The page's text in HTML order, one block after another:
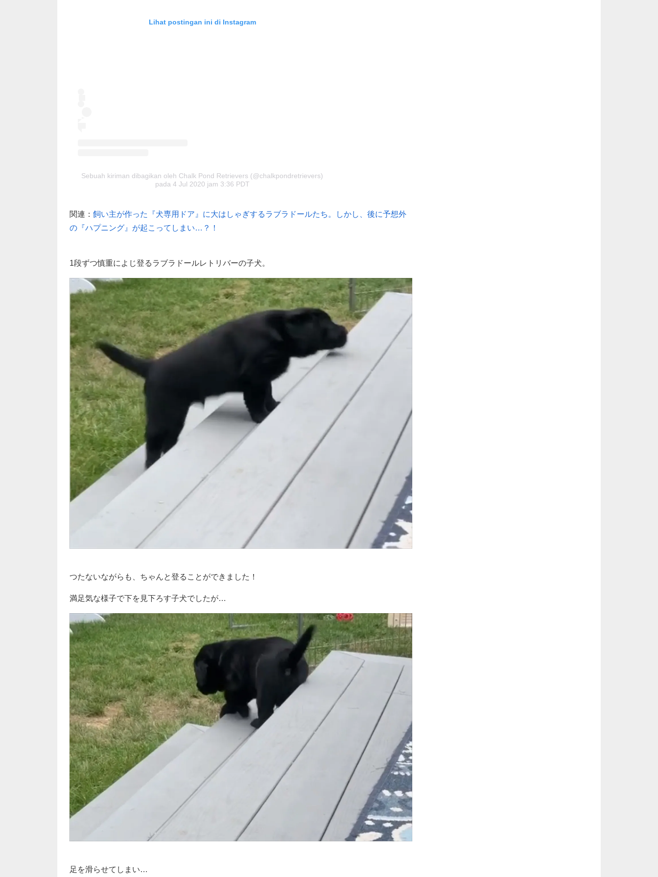
Lihat postingan ini di Instagram
Sebuah kiriman dibagikan oleh Chalk Pond Retrievers (@chalkpondretrievers)
pada 4 Jul 2020 jam 3:36 PDT
関連： 飼い主が作った『犬専用ドア』に大はしゃぎするラブラドールたち。しかし、後に予想外
の『ハプニング』が起こってしまい…？！
1段ずつ慎重によじ登るラブラドールレトリバーの子犬。
つたないながらも、ちゃんと登ることができました！
満足気な様子で下を見下ろす子犬でしたが…
足を滑らせてしまい…